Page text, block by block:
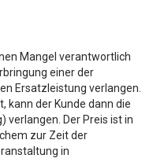
Mangel verantwortlich
einer der
Ersatzleistung verlangen.
kann der Kunde dann die
verlangen. Der Preis ist in
zur Zeit der
in